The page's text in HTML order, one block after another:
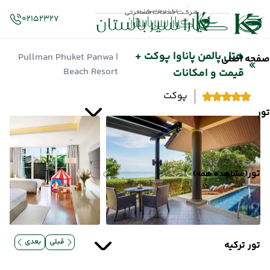
صفحه اصلی
تور
تور(مشاهده همه)
تور ترکیه
02152327
هتل پالمن پاناوا پوکت +
قیمت و امکانات
| Pullman Phuket Panwa
Beach Resort
پوکت
قبلی بعدی